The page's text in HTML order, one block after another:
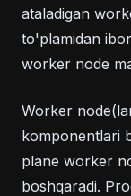
ataladigan
to'plamidan
worker node
Worker
komponentlari
plane worker
boshqaradi.